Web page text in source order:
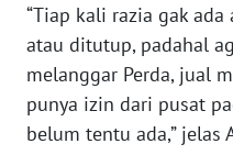
“Tiap kali razia gak
atau ditutup, padahal
melanggar Perda, jual
punya izin dari pusat
belum tentu ada,” jelas
WN
SULBAR
BABEL